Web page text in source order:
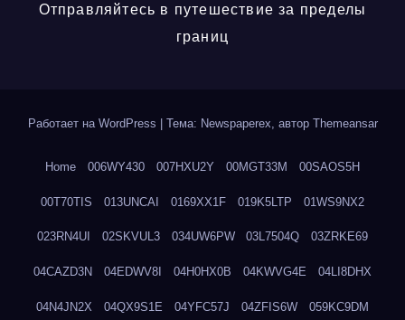
Отправляйтесь в путешествие за пределы
границ
Работает на WordPress | Тема: Newspaperex, автор Themeansar
Home 006WY430 007HXU2Y 00MGT33M 00SAOS5H
00T70TIS 013UNCAI 0169XX1F 019K5LTP 01WS9NX2
023RN4UI 02SKVUL3 034UW6PW 03L7504Q 03ZRKE69
04CAZD3N 04EDWV8I 04H0HX0B 04KWVG4E 04LI8DHX
04N4JN2X 04QX9S1E 04YFC57J 04ZFIS6W 059KC9DM